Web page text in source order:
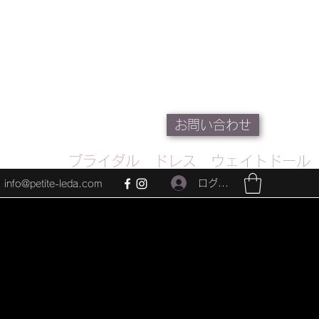
お問い合わせ
ブライダル ドレス ウェイトドール
info@petite-leda.com ログイン